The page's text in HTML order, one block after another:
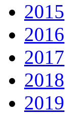
2015
2016
2017
2018
2019